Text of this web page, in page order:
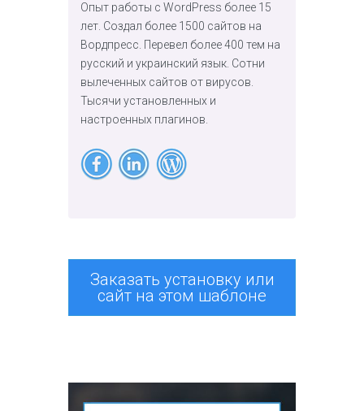
Опыт работы с WordPress более 15
лет. Создал более 1500 сайтов на
Вордпресс. Перевел более 400 тем на
русский и украинский язык. Сотни
вылеченных сайтов от вирусов.
Тысячи установленных и
настроенных плагинов.
Заказать установку или
сайт на этом шаблоне